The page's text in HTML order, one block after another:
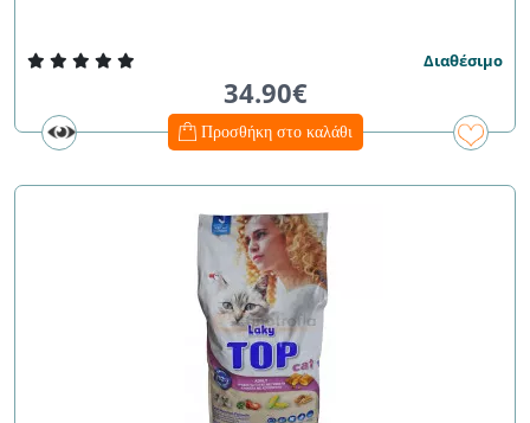
Διαθέσιμο
34.90€
Προσθήκη στο καλάθι